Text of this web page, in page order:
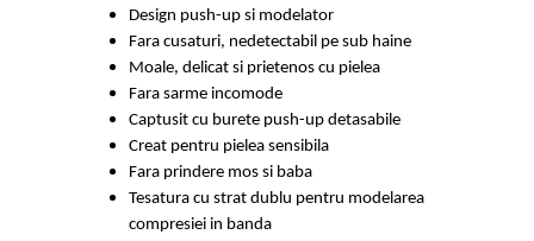
Design push-up si modelator
Fara cusaturi, nedetectabil pe sub haine
Moale, delicat si prietenos cu pielea
Fara sarme incomode
Captusit cu burete push-up detasabile
Creat pentru pielea sensibila
Fara prindere mos si baba
Tesatura cu strat dublu pentru modelarea
compresiei in banda